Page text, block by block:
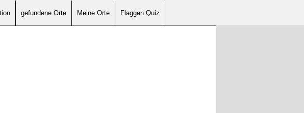
gefundene Orte Meine Orte Flaggen Quiz